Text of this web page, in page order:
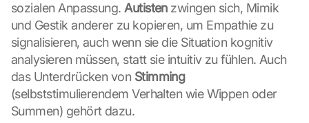
sozialen Anpassung. Autisten zwingen sich, Mimik
und Gestik anderer zu kopieren, um Empathie zu
signalisieren, auch wenn sie die Situation kognitiv
analysieren müssen, statt sie intuitiv zu fühlen. Auch
das Unterdrücken von Stimming
(selbststimulierendem Verhalten wie Wippen oder
Summen) gehört dazu.